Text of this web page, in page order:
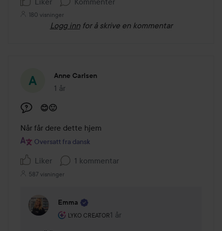
180 visninger
Logg inn for å skrive en kommentar
Anne Carlsen
1 år
Innlegget ble opprettet 1 år
😊🙂
Når får dere dette hjem
Oversatt fra dansk
Liker 1 kommentar
587 visninger
Emma
LYKO CREATOR
Brukerens rolle: Lyko Creator.
1 år
Kommentaren lades 1 år